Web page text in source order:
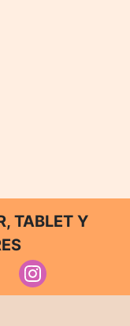
TABLET Y